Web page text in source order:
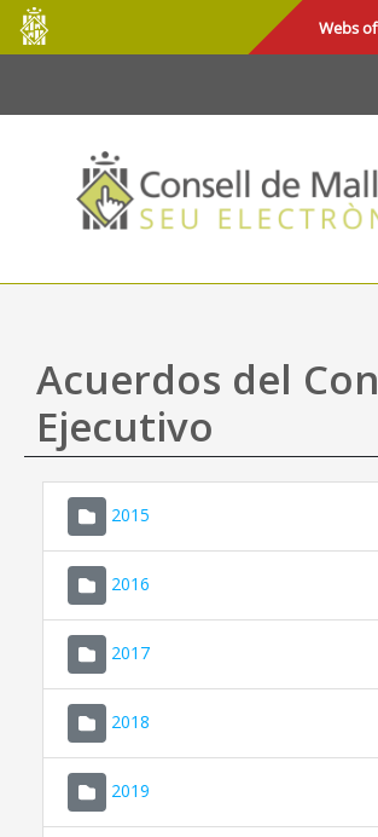
Saltar al contenido principal
Consell
de
Mallorca
Webs
Acuerdos del
Ejecutivo
2015
2016
2017
2018
2019